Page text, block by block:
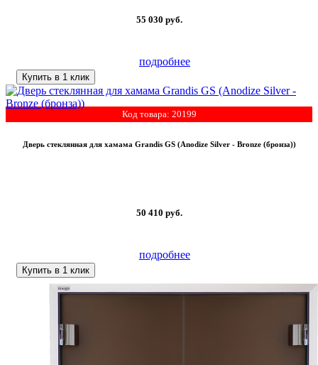
55 030 руб.
подробнее
Купить в 1 клик
Код товара: 20199
Дверь стеклянная для хамама Grandis GS (Anodize Silver - Bronze (бронза))
50 410 руб.
подробнее
Купить в 1 клик